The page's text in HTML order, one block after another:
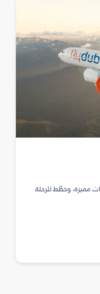
مميزة، وخطّط للرحلة